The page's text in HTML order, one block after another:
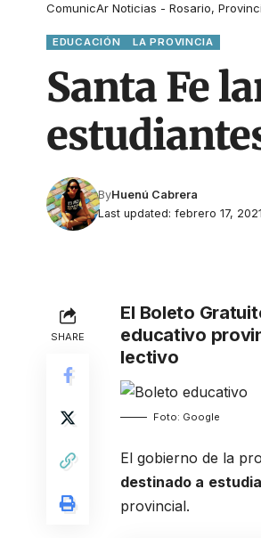
ComunicAr Noticias - Rosario,
EDUCACIÓN LA PROVINCIA
Santa Fe
Last updated: febrero 17,
ByHuenú Cabrera
SHARE
El Boleto
educativo
lectivo
Foto: Google
El gobierno de la
destinado a
provincial.